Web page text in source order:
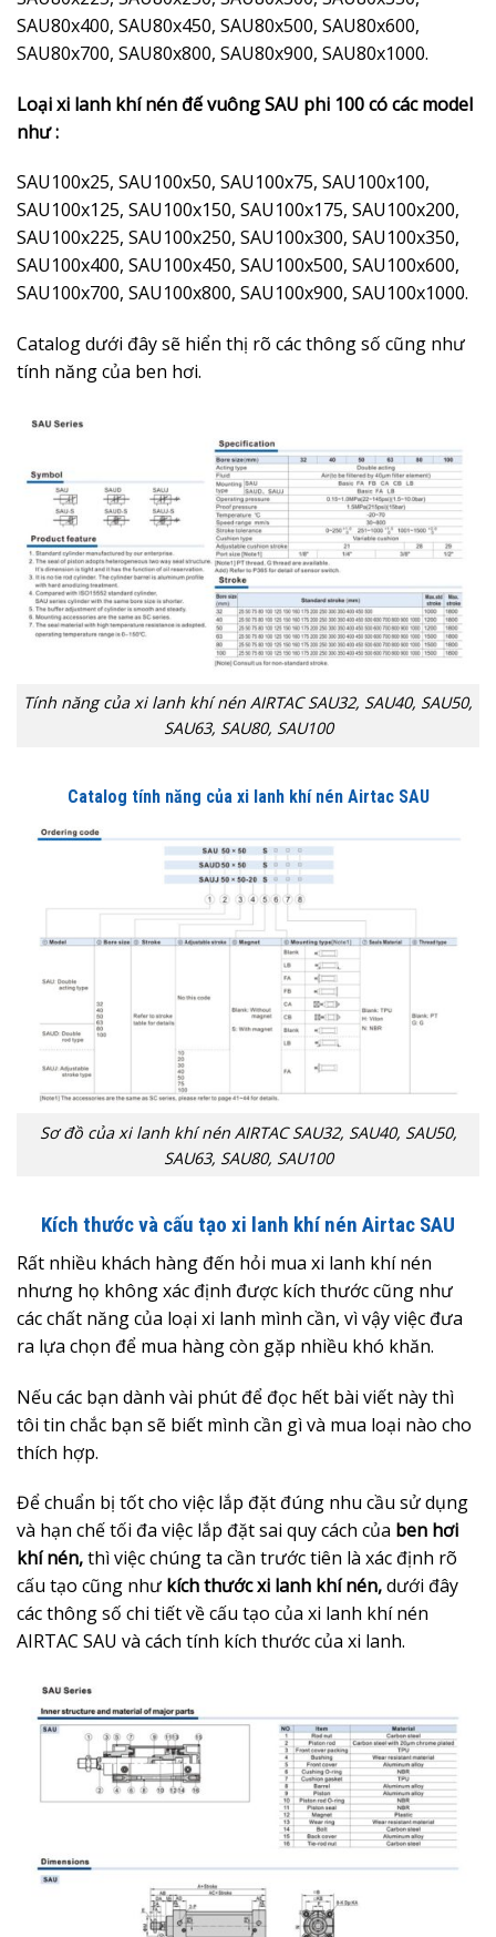
SAU80x400, SAU80x450, SAU80x500, SAU80x600,
SAU80x700, SAU80x800, SAU80x900, SAU80x1000.
Loại xi lanh khí nén đế vuông SAU phi 100 có các model
như :
SAU100x25, SAU100x50, SAU100x75, SAU100x100,
SAU100x125, SAU100x150, SAU100x175, SAU100x200,
SAU100x225, SAU100x250, SAU100x300, SAU100x350,
SAU100x400, SAU100x450, SAU100x500, SAU100x600,
SAU100x700, SAU100x800, SAU100x900, SAU100x1000.
Catalog dưới đây sẽ hiển thị rõ các thông số cũng như
tính năng của ben hơi.
Tính năng của xi lanh khí nén AIRTAC SAU32, SAU40, SAU50,
SAU63, SAU80, SAU100
Catalog tính năng của xi lanh khí nén Airtac SAU
Sơ đồ của xi lanh khí nén AIRTAC SAU32, SAU40, SAU50,
SAU63, SAU80, SAU100
Kích thước và cấu tạo xi lanh khí nén Airtac SAU
Rất nhiều khách hàng đến hỏi mua xi lanh khí nén
nhưng họ không xác định được kích thước cũng như
các chất năng của loại xi lanh mình cần, vì vậy việc đưa
ra lựa chọn để mua hàng còn gặp nhiều khó khăn.
Nếu các bạn dành vài phút để đọc hết bài viết này thì
tôi tin chắc bạn sẽ biết mình cần gì và mua loại nào cho
thích hợp.
Để chuẩn bị tốt cho việc lắp đặt đúng nhu cầu sử dụng
và hạn chế tối đa việc lắp đặt sai quy cách của ben hơi
khí nén,thì việc chúng ta cần trước tiên là xác định rõ
cấu tạo cũng như kích thước xi lanh khí nén,dưới đây
các thông số chi tiết về cấu tạo của xi lanh khí nén
AIRTAC SAU và cách tính kích thước của xi lanh.